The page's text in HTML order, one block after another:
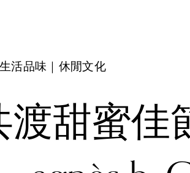
渡甜蜜佳
生活品味｜休閒文化